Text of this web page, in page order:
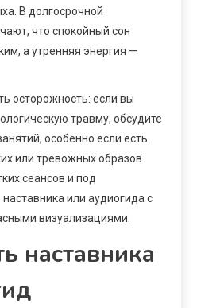
В долгосрочной
что спокойный сон
а утренняя энергия —
осторожность: если вы
травму, обсудите
особенно если есть
или тревожных образов.
сеансов и под
или аудиогида с
визуализациями.
наставника